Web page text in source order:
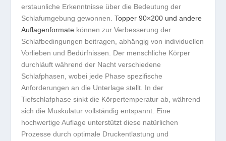
erstaunliche Erkenntnisse über die Bedeutung der
Schlafumgebung gewonnen.Topper 90×200 und andere
Auflagenformate können zur Verbesserung der
Schlafbedingungen beitragen, abhängig von individuellen
Vorlieben und Bedürfnissen. Der menschliche Körper
durchläuft während der Nacht verschiedene
Schlafphasen, wobei jede Phase spezifische
Anforderungen an die Unterlage stellt. In der
Tiefschlafphase sinkt die Körpertemperatur ab, während
sich die Muskulatur vollständig entspannt. Eine
hochwertige Auflage unterstützt diese natürlichen
Prozesse durch optimale Druckentlastung und